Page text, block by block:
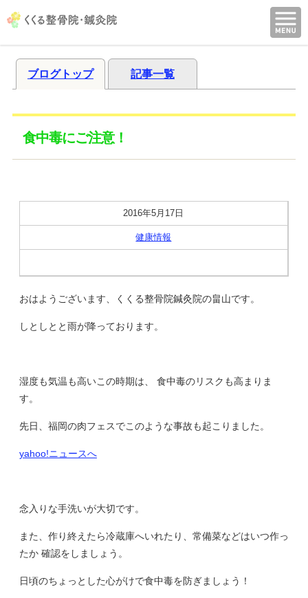
ブログトップ 記事一覧
食中毒にご注意！
2016年5月17日
健康情報
おはようございます、くくる整骨院鍼灸院の畠山です。
しとしとと雨が降っております。
湿度も気温も高いこの時期は、 食中毒のリスクも高まりま
す。
先日、福岡の肉フェスでこのような事故も起こりました。
yahoo!ニュースへ
念入りな手洗いが大切です。
また、作り終えたら冷蔵庫へいれたり、常備菜などはいつ作っ
たか 確認をしましょう。
日頃のちょっとした心がけで食中毒を防ぎましょう！